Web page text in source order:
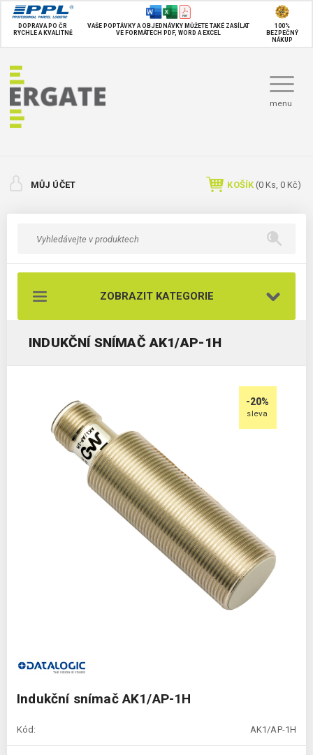
DOPRAVA PO ČR
RYCHLE A KVALITNĚ
VAŠE POPTÁVKY A OBJEDNÁVKY MŮŽETE TAKÉ ZASÍLAT
VE FORMÁTECH PDF, WORD A EXCEL
100%
BEZPEČNÝ
NÁKUP
menu
MŮJ ÚČET KOŠÍK (0 Ks, 0 Kč)
ZOBRAZIT KATEGORIE
INDUKČNÍ SNÍMAČ AK1/AP-1H
-20%
sleva
Indukční snímač AK1/AP-1H
Kód: AK1/AP-1H